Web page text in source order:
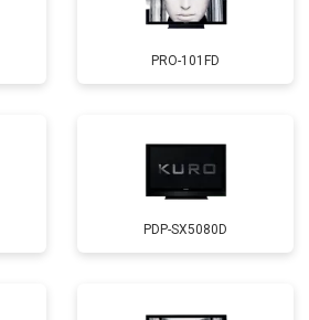
PRO-101FD
PDP-SX5080D